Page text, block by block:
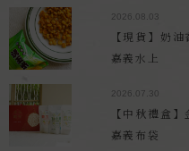
2026.08.03
【現貨】奶
嘉義水上
2026.07.30
【中秋禮盒
嘉義布袋